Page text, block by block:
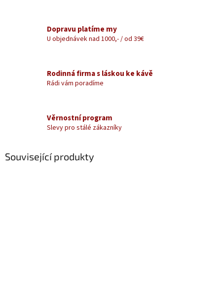
Dopravu platíme my
U objednávek nad 1000,- / od 39€
Rodinná firma s láskou ke kávě
Rádi vám poradíme
Věrnostní program
Slevy pro stálé zákazníky
Související produkty